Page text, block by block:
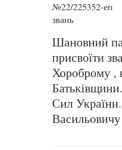
№22/225352-еп
звань
Шановний
присвоїти
Хороброму ,
Сил